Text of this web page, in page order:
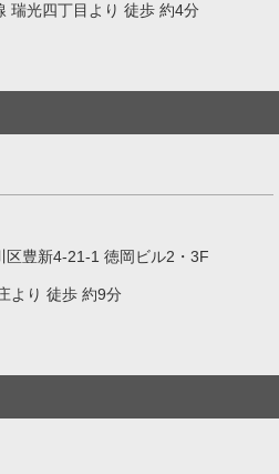
瑞光四丁目より 徒歩 約4分
区豊新4-21-1 徳岡ビル2・3F
より 徒歩 約9分